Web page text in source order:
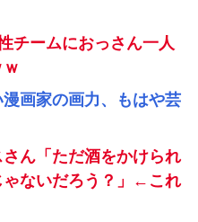
チームにおっさん一人
漫画家の画力、もはや芸
さん「ただ酒をかけられ
ゃないだろう？」←これ